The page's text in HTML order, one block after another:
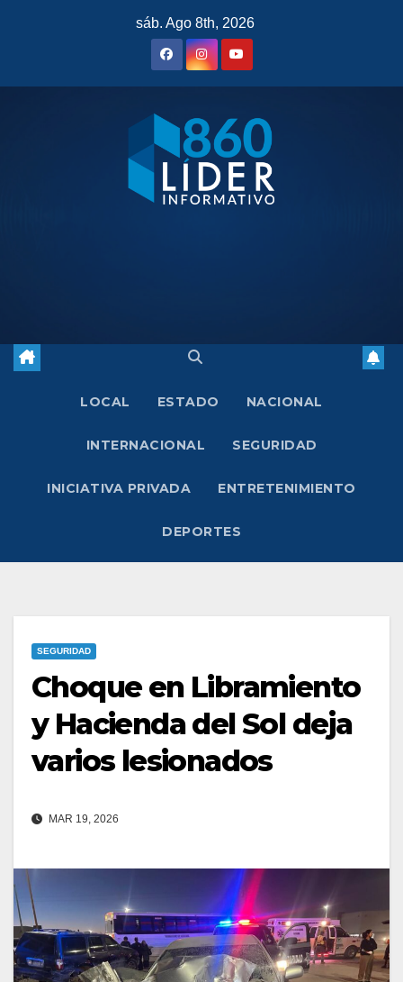
sáb. Ago 8th, 2026
LOCAL ESTADO NACIONAL
INTERNACIONAL SEGURIDAD
INICIATIVA PRIVADA ENTRETENIMIENTO
DEPORTES
SEGURIDAD
Choque en Libramiento
y Hacienda del Sol deja
varios lesionados
MAR 19, 2026